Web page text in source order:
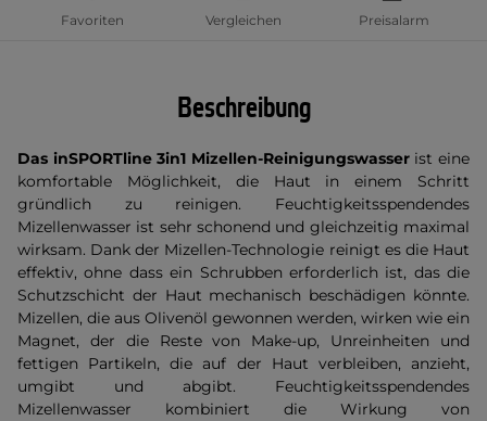
Favoriten Vergleichen Preisalarm
Beschreibung
Das inSPORTline 3in1 Mizellen-Reinigungswasserist eine
komfortable Möglichkeit, die Haut in einem Schritt
gründlich zu reinigen. Feuchtigkeitsspendendes
Mizellenwasser ist sehr schonend und gleichzeitig maximal
wirksam. Dank der Mizellen-Technologie reinigt es die Haut
effektiv, ohne dass ein Schrubben erforderlich ist, das die
Schutzschicht der Haut mechanisch beschädigen könnte.
Mizellen, die aus Olivenöl gewonnen werden, wirken wie ein
Magnet, der die Reste von Make-up, Unreinheiten und
fettigen Partikeln, die auf der Haut verbleiben, anzieht,
umgibt und abgibt. Feuchtigkeitsspendendes
Mizellenwasser kombiniert die Wirkung von